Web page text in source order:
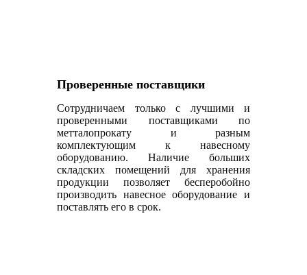
Проверенные поставщики
Сотрудничаем только с лучшими и
проверенными поставщиками по
метталопрокату и разным
комплектующим к навесному
оборудованию. Наличие больших
складских помещений для хранения
продукции позволяет бесперобойно
производить навесное оборудование и
поставлять его в срок.